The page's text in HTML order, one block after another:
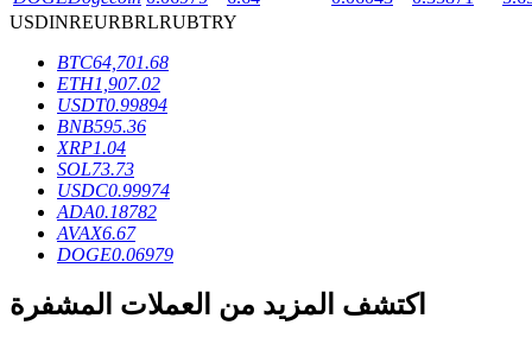
USDINREURBRLRUBTRY
BTC64,701.68
ETH1,907.02
USDT0.99894
BNB595.36
XRP1.04
SOL73.73
USDC0.99974
ADA0.18782
AVAX6.67
DOGE0.06979
اكتشف المزيد من العملات المشفرة